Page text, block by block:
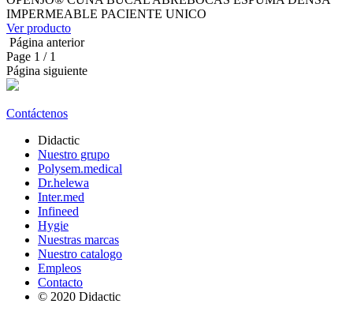
IMPERMEABLE PACIENTE UNICO
Ver producto
Página anterior
Page 1 / 1
Página siguiente
Contáctenos
Didactic
Nuestro grupo
Polysem.medical
Dr.helewa
Inter.med
Infineed
Hygie
Nuestras marcas
Nuestro catalogo
Empleos
Contacto
© 2020 Didactic